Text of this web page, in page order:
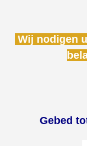
Wij nodigen
Gebed